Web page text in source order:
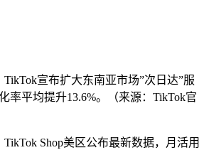
TikTok宣布扩大东南亚市场”次日达”服
率平均提升13.6%。（来源：TikTok官
TikTok Shop美区公布最新数据，月活用